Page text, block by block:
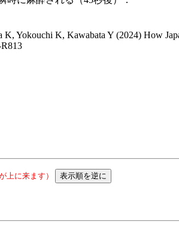
Yokouchi K, Kawabata Y (2024) How
上に来ます）